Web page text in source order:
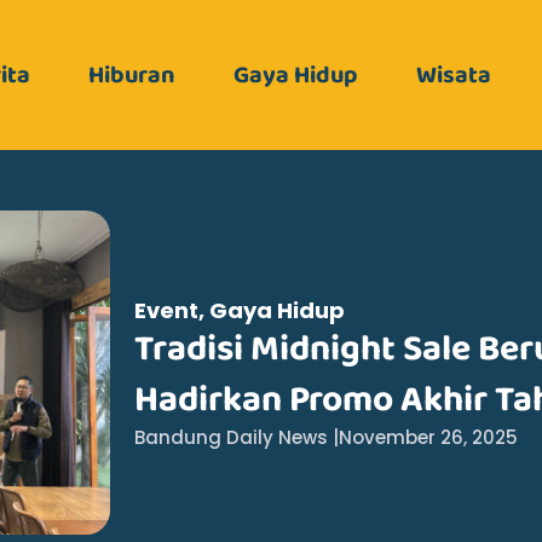
Hiburan Gaya Hidup Wisata
Event, Gaya Hidup
Tradisi Midnight Sale
Hadirkan Promo Akhir
Bandung Daily News | November 26, 2025